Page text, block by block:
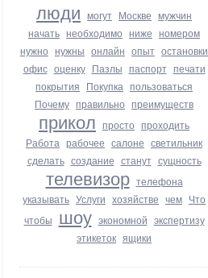
люди могут Москве мужчин
начать необходимо ниже номером
нужно нужны онлайн опыт остановки
офис оценку Пазлы паспорт печати
покрытия Покупка пользоваться
Почему правильно преимуществ
прикол просто проходить
Работа рабочее салоне светильник
сделать создание станут сущность
телевизор телефона
указывать Услуги хозяйстве чем Что
чтобы шоу экономной экспертизу
этикеток ящики